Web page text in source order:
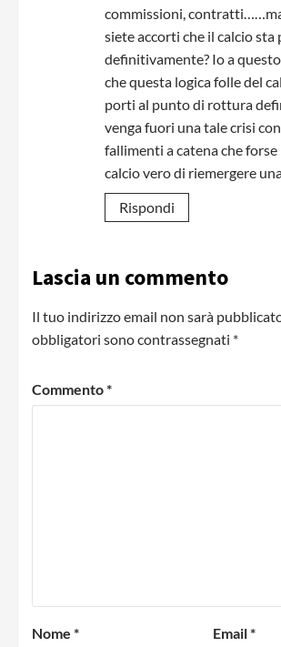
commissioni,
siete accorti che il calcio sta
definitivamente? Io a
che questa logica folle del
porti al punto di rottura
venga fuori una tale crisi
fallimenti a catena che forse
calcio vero di riemergere
Rispondi
Lascia un commento
Il tuo indirizzo email non sarà
obbligatori sono contrassegnati *
Commento*
Nome * Email*